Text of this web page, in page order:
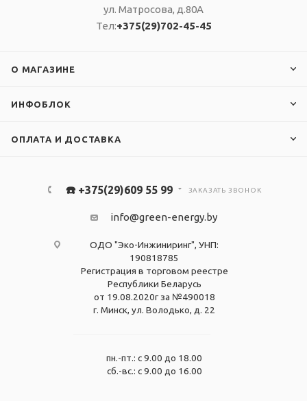
ул. Матросова, д.80А
Тел:+375(29)702-45-45
О МАГАЗИНЕ
ИНФОБЛОК
ОПЛАТА И ДОСТАВКА
☎️ +375(29)609 55 99 ЗАКАЗАТЬ ЗВОНОК
info@green-energy.by
ОДО "Эко-Инжиниринг", УНП:
190818785
Регистрация в торговом реестре
Республики Беларусь
от 19.08.2020г за №490018
г. Минск, ул. Володько, д. 22
пн.-пт.: с 9.00 до 18.00
сб.-вс.: с 9.00 до 16.00